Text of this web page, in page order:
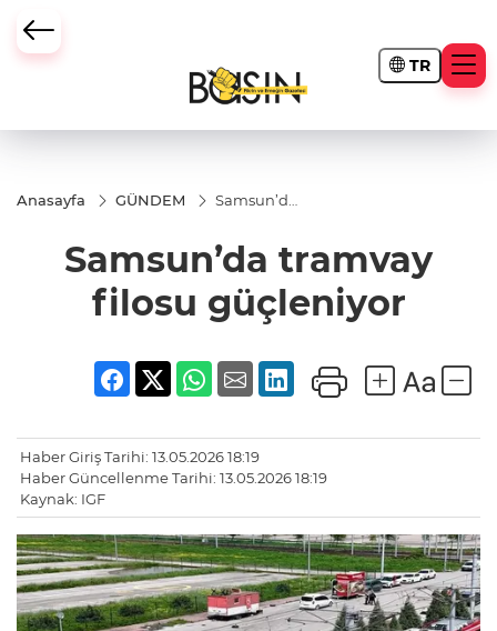
TR
Anasayfa GÜNDEM
Samsun’da
güçleniyor
Samsun’da tramvay
filosu güçleniyor
Haber Giriş Tarihi: 13.05.2026 18:19
Haber Güncellenme Tarihi: 13.05.2026 18:19
Kaynak: IGF